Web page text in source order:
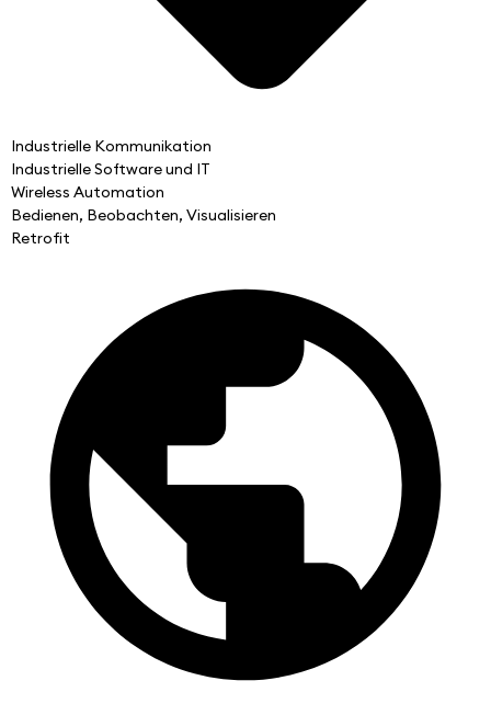
Industrielle Kommunikation
Industrielle Software und IT
Wireless Automation
Bedienen, Beobachten, Visualisieren
Retrofit